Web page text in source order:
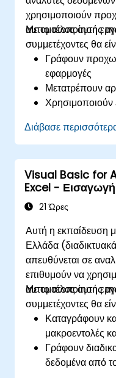
χρησιμοποιούν
αυτοματοποίηση
Με το τέλος αυτής
συμμετέχοντες θα
Γράφουν
εφαρμογές
Μετατρέπουν
Χρησιμοποιούν
Διάβασε
Visual Basic for
Excel -
21 Ώρες
Αυτή η εκπαίδευση
Ελλάδα
απευθύνεται σε
επιθυμούν να
αυτοματοποίηση
Με το τέλος αυτής
συμμετέχοντες θα
Καταγράφουν
μακροεντολές
Γράφουν
δεδομένα από